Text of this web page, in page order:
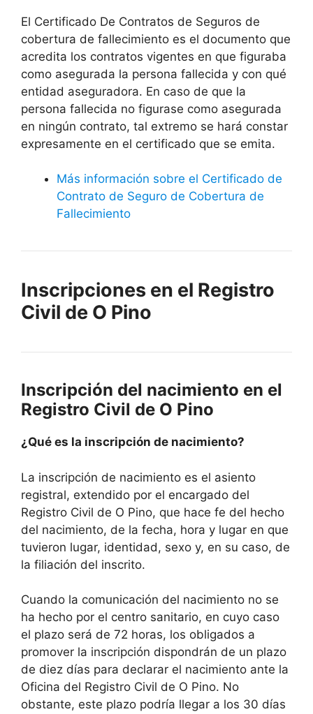
El Certificado De Contratos de Seguros de
cobertura de fallecimiento es el documento que
acredita los contratos vigentes en que figuraba
como asegurada la persona fallecida y con qué
entidad aseguradora. En caso de que la
persona fallecida no figurase como asegurada
en ningún contrato, tal extremo se hará constar
expresamente en el certificado que se emita.
Más información sobre el Certificado de
Contrato de Seguro de Cobertura de
Fallecimiento
Inscripciones en el Registro
Civil de O Pino
Inscripción del nacimiento en el
Registro Civil de O Pino
¿Qué es la inscripción de nacimiento?
La inscripción de nacimiento es el asiento
registral, extendido por el encargado del
Registro Civil de O Pino, que hace fe del hecho
del nacimiento, de la fecha, hora y lugar en que
tuvieron lugar, identidad, sexo y, en su caso, de
la filiación del inscrito.
Cuando la comunicación del nacimiento no se
ha hecho por el centro sanitario, en cuyo caso
el plazo será de 72 horas, los obligados a
promover la inscripción dispondrán de un plazo
de diez días para declarar el nacimiento ante la
Oficina del Registro Civil de O Pino. No
obstante, este plazo podría llegar a los 30 días